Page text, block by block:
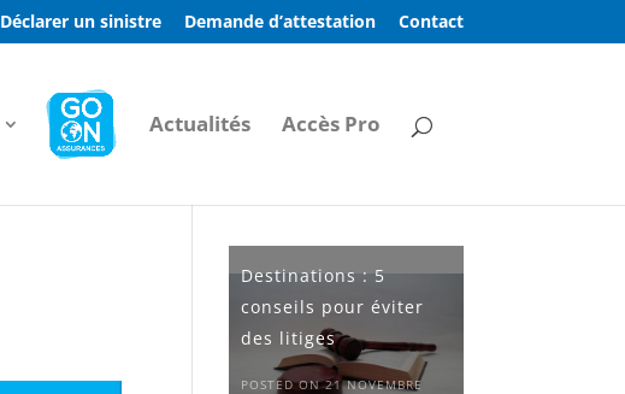
Déclarer un sinistre Demande d’attestation Contact
Actualités Accès Pro
Destinations : 5
conseils pour éviter
des litiges
POSTED ON 21 NOVEMBRE